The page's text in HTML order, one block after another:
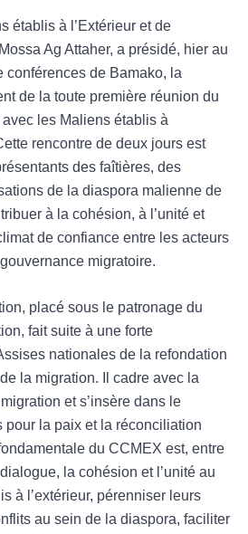
établis à l’Extérieur et de
Ag Attaher, a présidé, hier au
conférences de Bamako, la
de la toute première réunion du
les Maliens établis à
rencontre de deux jours est
des faîtières, des
de la diaspora malienne de
à la cohésion, à l’unité et
de confiance entre les acteurs
migratoire.
placé sous le patronage du
fait suite à une forte
nationales de la refondation
la migration. Il cadre avec la
et s’insère dans le
pour la paix et la réconciliation
du CCMEX est, entre
la cohésion et l’unité au
à l’extérieur, pérenniser leurs
au sein de la diaspora, faciliter